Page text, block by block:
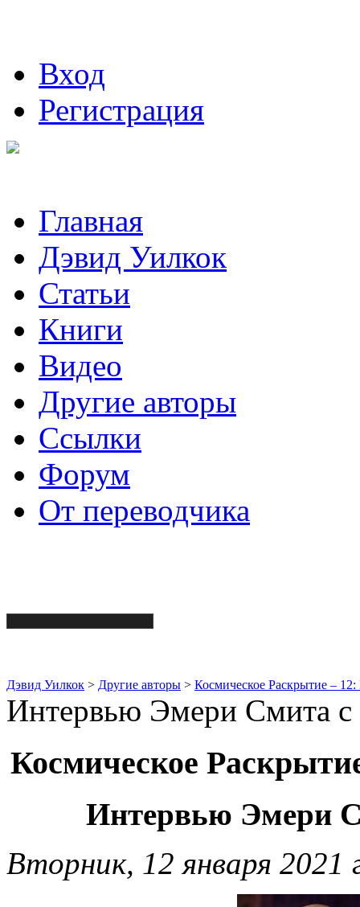
Вход
Регистрация
Главная
Дэвид Уилкок
Статьи
Книги
Видео
Другие авторы
Ссылки
Форум
От переводчика
Дэвид Уилкок > Другие авторы > Космическое Раскрытие – 12:
Интервью Эмери Смита
Космическое
Интервью Эмери
Вторник, 12 января 2021